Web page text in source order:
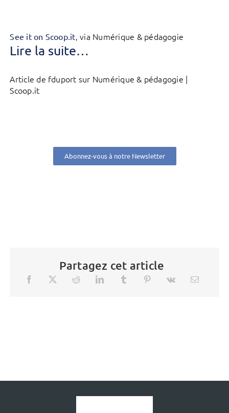
See it on Scoop.it, via Numérique & pédagogie
Lire la suite…
Article de fduport sur Numérique & pédagogie |
Scoop.it
Abonnez-vous à notre Newsletter
Partagez cet article